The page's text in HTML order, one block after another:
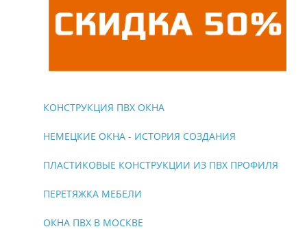
КОНСТРУКЦИЯ ПВХ ОКНА
НЕМЕЦКИЕ ОКНА - ИСТОРИЯ СОЗДАНИЯ
ПЛАСТИКОВЫЕ КОНСТРУКЦИИ ИЗ ПВХ ПРОФИЛЯ
ПЕРЕТЯЖКА МЕБЕЛИ
ОКНА ПВХ В МОСКВЕ